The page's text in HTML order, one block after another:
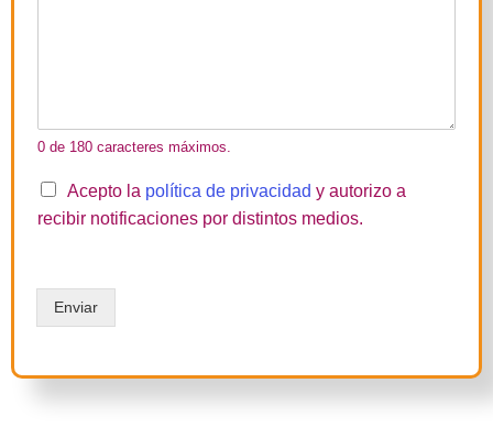
:
0 de 180 caracteres máximos.
P
Acepto la política de privacidad y autorizo a
recibir notificaciones por distintos medios.
Enviar